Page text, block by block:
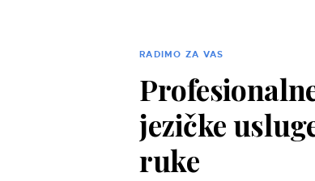
RADIMO ZA VAS
jezičke
ruke